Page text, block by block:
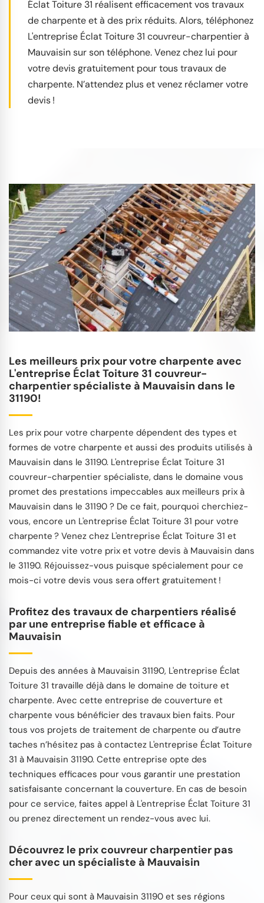
Éclat Toiture 31 réalisent efficacement vos travaux
de charpente et à des prix réduits. Alors, téléphonez
L'entreprise Éclat Toiture 31 couvreur-charpentier à
Mauvaisin sur son téléphone. Venez chez lui pour
votre devis gratuitement pour tous travaux de
charpente. N’attendez plus et venez réclamer votre
devis !
Les meilleurs prix pour votre charpente avec
L'entreprise Éclat Toiture 31 couvreur-
charpentier spécialiste à Mauvaisin dans le
31190!
Les prix pour votre charpente dépendent des types et
formes de votre charpente et aussi des produits utilisés à
Mauvaisin dans le 31190. L'entreprise Éclat Toiture 31
couvreur-charpentier spécialiste, dans le domaine vous
promet des prestations impeccables aux meilleurs prix à
Mauvaisin dans le 31190 ? De ce fait, pourquoi cherchiez-
vous, encore un L'entreprise Éclat Toiture 31 pour votre
charpente ? Venez chez L'entreprise Éclat Toiture 31 et
commandez vite votre prix et votre devis à Mauvaisin dans
le 31190. Réjouissez-vous puisque spécialement pour ce
mois-ci votre devis vous sera offert gratuitement !
Profitez des travaux de charpentiers réalisé
par une entreprise fiable et efficace à
Mauvaisin
Depuis des années à Mauvaisin 31190, L'entreprise Éclat
Toiture 31 travaille déjà dans le domaine de toiture et
charpente. Avec cette entreprise de couverture et
charpente vous bénéficier des travaux bien faits. Pour
tous vos projets de traitement de charpente ou d’autre
taches n’hésitez pas à contactez L'entreprise Éclat Toiture
31 à Mauvaisin 31190. Cette entreprise opte des
techniques efficaces pour vous garantir une prestation
satisfaisante concernant la couverture. En cas de besoin
pour ce service, faites appel à L'entreprise Éclat Toiture 31
ou prenez directement un rendez-vous avec lui.
Découvrez le prix couvreur charpentier pas
cher avec un spécialiste à Mauvaisin
Pour ceux qui sont à Mauvaisin 31190 et ses régions